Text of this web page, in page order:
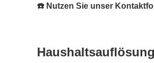
☎️ Nutzen Sie unser